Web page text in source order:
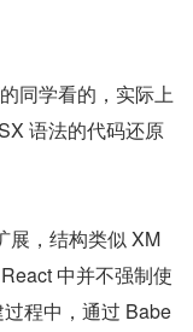
同学看的，实际上
语法的代码还原
展，结构类似 XM
中并不强制使
程中，通过 Babe